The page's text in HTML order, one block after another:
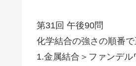
第31回 午後90問
化学結合の強さの順番で
1.金属結合＞ファンデ